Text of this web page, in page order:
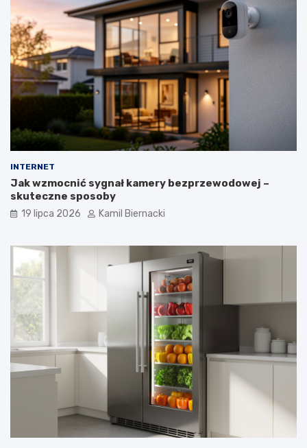
INTERNET
Jak wzmocnić sygnał kamery bezprzewodowej –
skuteczne sposoby
19 lipca 2026 Kamil Biernacki